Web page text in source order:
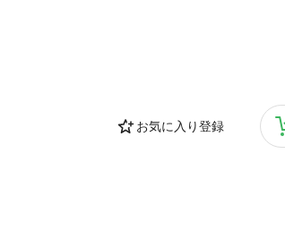
お気に入り登録